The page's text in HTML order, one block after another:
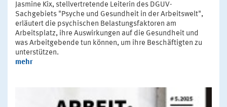
Jasmine Kix, stellvertretende Leiterin des DGUV-
Sachgebiets "Psyche und Gesundheit in der Arbeitswelt",
erläutert die psychischen Belastungsfaktoren am
Arbeitsplatz, ihre Auswirkungen auf die Gesundheit und
was Arbeitgebende tun können, um ihre Beschäftigten zu
unterstützen.
mehr